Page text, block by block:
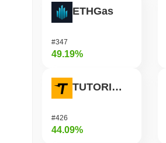
ETHGas
#347
49.19%
TUTORIAL
#426
44.09%